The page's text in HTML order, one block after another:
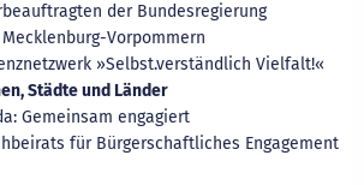
der Bundesregierung
Vorpommern
»Selbst.verständlich Vielfalt!«
Städte und Länder
Gemeinsam engagiert
für Bürgerschaftliches Engagement